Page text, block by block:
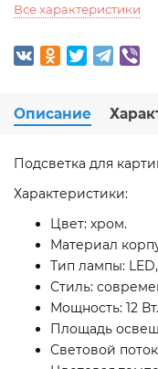
Все характеристики
Описание
Подсветка для
Характеристики:
Цвет: хром.
Материал
Тип лампы:
Стиль:
Мощность: 12 Вт.
Площадь
Световой